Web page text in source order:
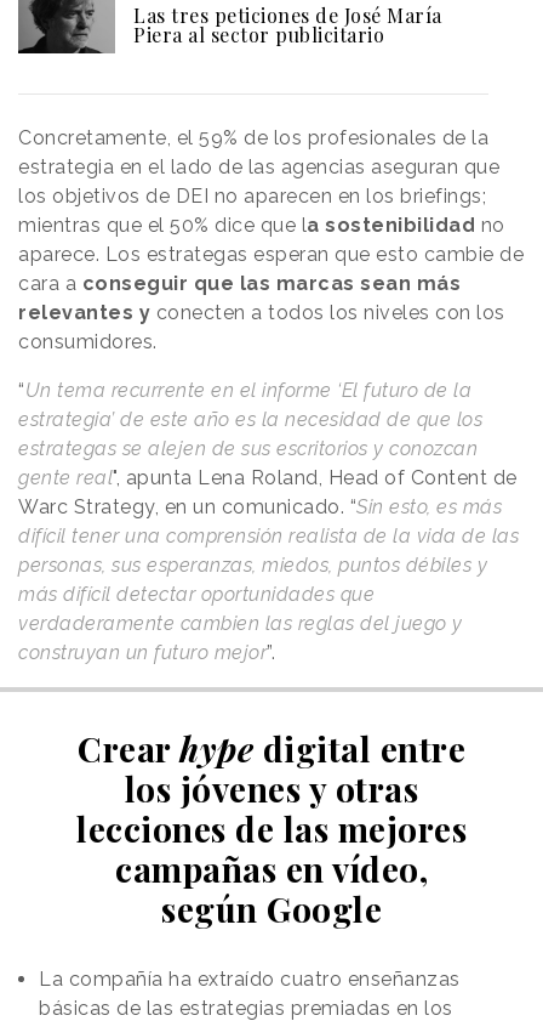
Las tres peticiones de José María
Piera al sector publicitario
Concretamente, el 59% de los profesionales de la
estrategia en el lado de las agencias aseguran que
los objetivos de DEI no aparecen en los briefings;
mientras que el 50% dice que la sostenibilidad no
aparece. Los estrategas esperan que esto cambie de
cara a conseguir que las marcas sean más
relevantes y conecten a todos los niveles con los
consumidores.
“Un tema recurrente en el informe ‘El futuro de la
estrategia’ de este año es la necesidad de que los
estrategas se alejen de sus escritorios y conozcan
gente real", apunta Lena Roland, Head of Content de
Warc Strategy, en un comunicado. “Sin esto, es más
difícil tener una comprensión realista de la vida de las
personas, sus esperanzas, miedos, puntos débiles y
más difícil detectar oportunidades que
verdaderamente cambien las reglas del juego y
construyan un futuro mejor”.
Crearhype digital entre
los jóvenes y otras
lecciones de las mejores
campañas en vídeo,
según Google
La compañía ha extraído cuatro enseñanzas
básicas de las estrategias premiadas en los